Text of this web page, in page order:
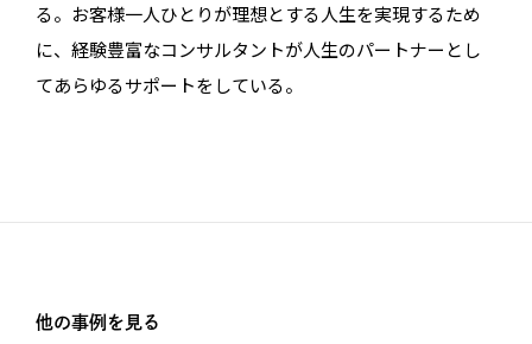
る。お客様一人ひとりが理想とする人生を実現するため
に、経験豊富なコンサルタントが人生のパートナーとし
てあらゆるサポートをしている。
他の事例を見る